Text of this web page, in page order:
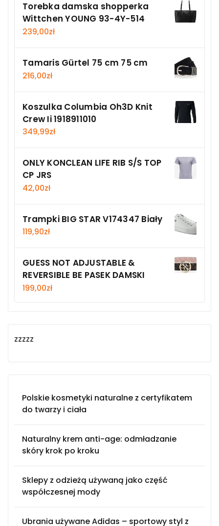
Torebka damska shopperka
Wittchen YOUNG 93-4Y-514
239,00zł
Tamaris Gürtel 75 cm 75 cm
216,00zł
Koszulka Columbia Oh3D Knit
Crew Ii 1918911010
349,99zł
ONLY KONCLEAN LIFE RIB S/S TOP
CP JRS
42,00zł
Trampki BIG STAR V174347 Biały
119,90zł
GUESS NOT ADJUSTABLE &
REVERSIBLE BE PASEK DAMSKI
199,00zł
zzzzz
Polskie kosmetyki naturalne z certyfikatem
do twarzy i ciała
Naturalny krem anti-age: odmładzanie
skóry krok po kroku
Sklepy z odzieżą używaną jako część
współczesnej mody
Ubrania używane Adidas – sportowy styl z